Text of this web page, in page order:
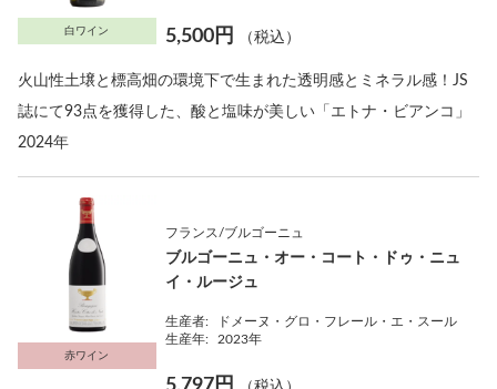
白ワイン 5,500円 （税込）
火山性土壌と標高畑の環境下で生まれた透明感とミネラル感！JS
誌にて93点を獲得した、酸と塩味が美しい「エトナ・ビアンコ」
2024年
赤ワイン
フランス/ブルゴーニュ
ブルゴーニュ・オー・コート・ドゥ・ニュ
イ・ルージュ
生産者:
ドメーヌ・グロ・フレール・エ・スール
生産年:
2023年